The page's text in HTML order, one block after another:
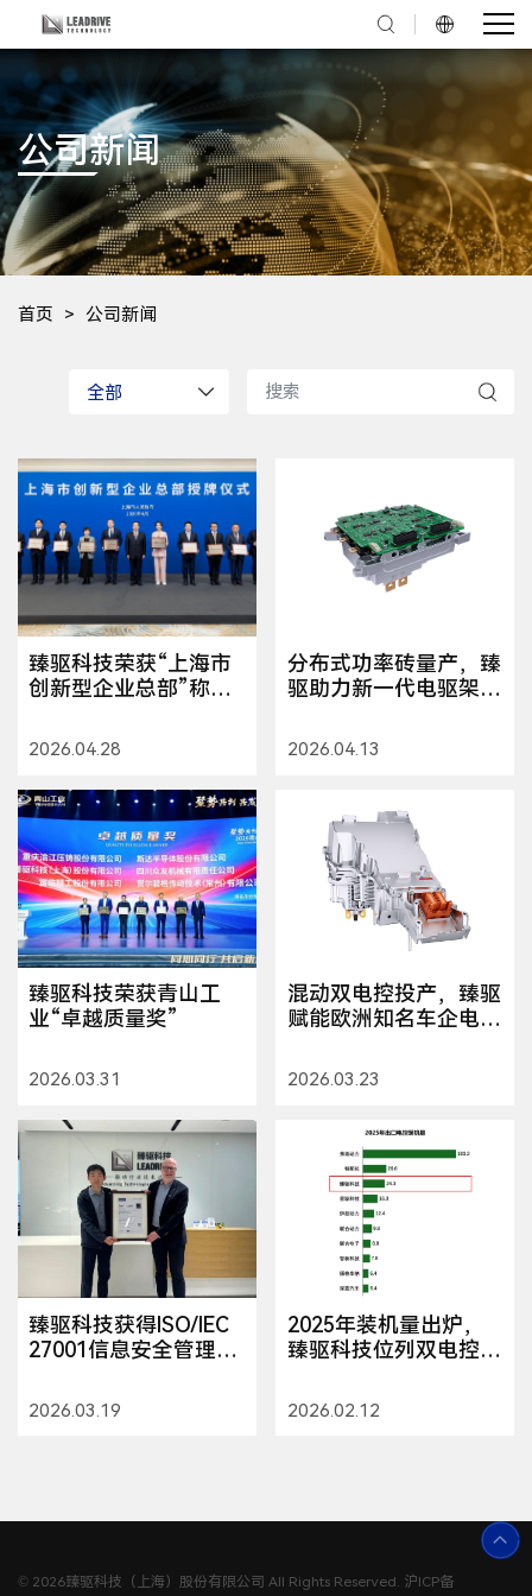
公司新闻
首页 公司新闻
全部
臻驱科技荣获“上海市
创新型企业总部”称
2026.04.28
分布式功率砖量产，臻
驱助力新一代电驱架构
2026.04.13
臻驱科技荣获青山工
业“卓越质量奖”
2026.03.31
混动双电控投产，臻驱
赋能欧洲知名车企电气
2026.03.23
臻驱科技获得ISO/IEC
27001信息安全管理体
2026.03.19
2025年装机量出炉，
臻驱科技位列双电控、
单TOP10
2026.02.12
© 2026臻驱科技（上海）股份有限公司 All Rights Reserved. 沪ICP备